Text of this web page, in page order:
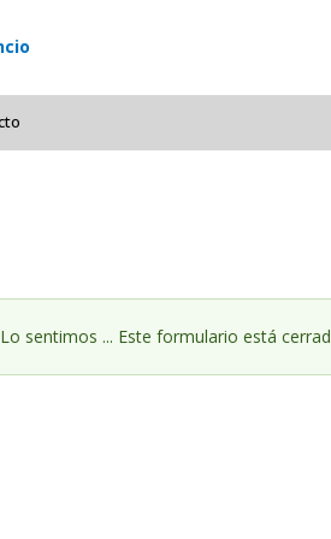
principal
de estado
Lo sentimos ... Este formulario está